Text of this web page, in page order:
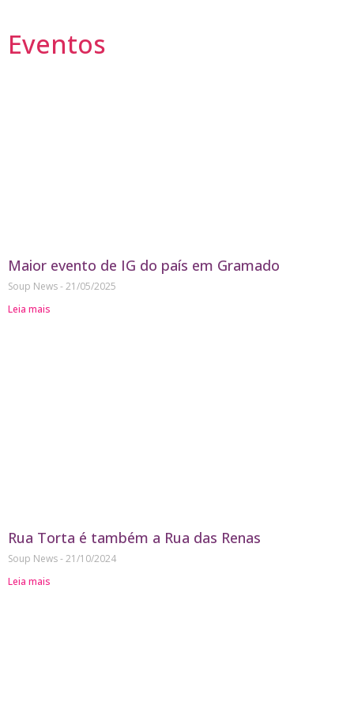
Eventos
Maior evento de IG do país em Gramado
Soup News 21/05/2025
Leia mais
Rua Torta é também a Rua das Renas
Soup News 21/10/2024
Leia mais